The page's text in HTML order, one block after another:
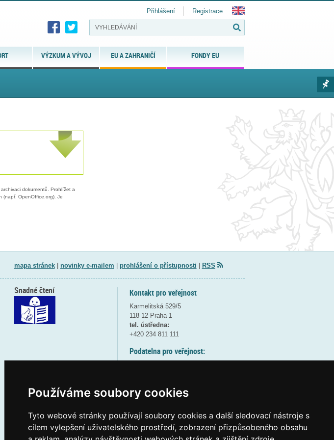
Používáme soubory cookies
Tyto webové stránky používají soubory cookies a další sledovací nástroje s
cílem vylepšení uživatelského prostředí, zobrazení přizpůsobeného obsahu
VÝZKUM A VÝVOJ EU A ZAHRANIČÍ FONDY EU
Přihlášení Registrace
dokumentů. Prohlížet a
(např. OpenOffice.org). Je
mapa stránek| novinky e-mailem prohlášení o přístupnosti RSS
Kontakt pro veřejnost
Karmelitská 529/5
118 12 Praha 1
tel. ústředna:
+420 234 811 111
Podatelna pro veřejnost:
(více informací
Elektronická podatelna:
Snadné čtení